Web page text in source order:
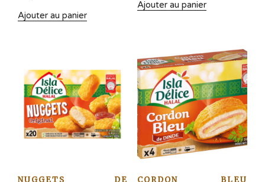
Ajouter au panier
Ajouter au panier
NUGGETS DE CORDON BLEU